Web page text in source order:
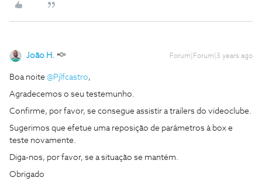
João H. Forum|Forum|3 years ago
Boa noite @Pjlfcastro,
Agradecemos o seu testemunho.
Confirme, por favor, se consegue assistir a trailers do videoclube.
Sugerimos que efetue uma reposição de parâmetros à box e
teste novamente.
Diga-nos, por favor, se a situação se mantém.
Obrigado